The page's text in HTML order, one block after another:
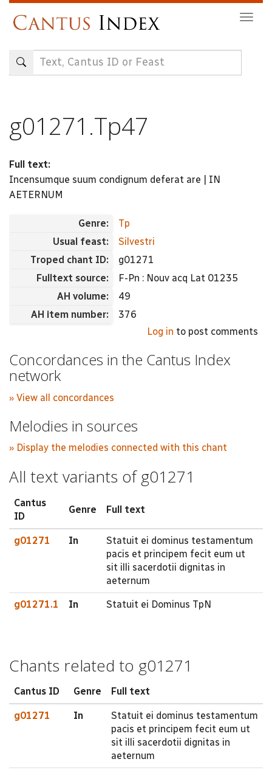
content
g01271.Tp47
Full text:
Incensumque suum condignum deferat are | IN
AETERNUM
Genre:
Tp
Usual feast:
Silvestri
Troped chant ID:
g01271
Fulltext source:
F-Pn : Nouv acq Lat 01235
AH volume:
49
AH item number:
376
Log in to post comments
Concordances in the Cantus Index
network
» View all concordances
Melodies in sources
» Display the melodies connected with this chant
All text variants of g01271
Cantus
ID
Genre Full text
g01271 In
Statuit ei dominus testamentum
pacis et principem fecit eum ut
sit illi sacerdotii dignitas in
aeternum
g01271.1 In Statuit ei Dominus TpN
Chants related to g01271
Cantus ID Genre Full text
g01271 In
Statuit ei dominus testamentum
pacis et principem fecit eum ut
sit illi sacerdotii dignitas in
aeternum